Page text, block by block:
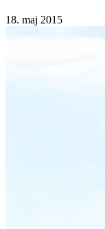
18. maj 2015